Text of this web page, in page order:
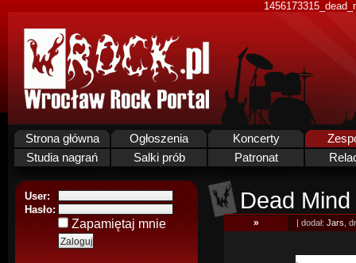
Strona główna Ogłoszenia Koncerty
Studia nagrań
Salki prób Patronat
User:
Hasło:
Zapamiętaj mnie
Dead Mind
» | dodał: Jars ,